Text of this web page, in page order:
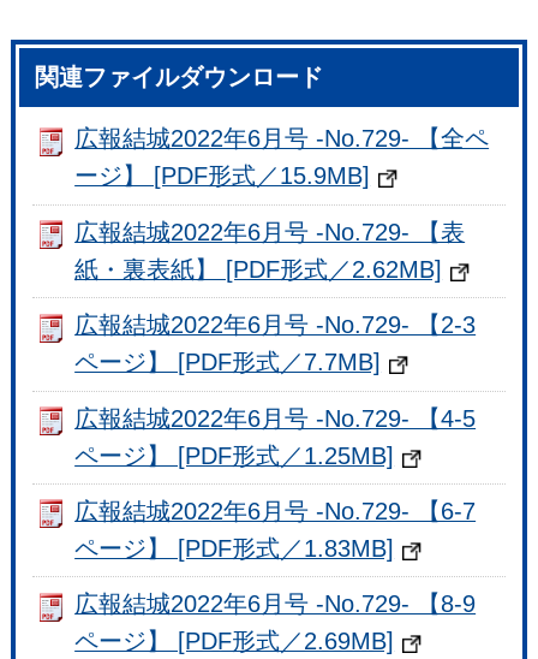
関連ファイルダウンロード
広報結城2022年6月号 -No.729- 【全ペ
ージ】 [PDF形式／15.9MB]
広報結城2022年6月号 -No.729- 【表
紙・裏表紙】 [PDF形式／2.62MB]
広報結城2022年6月号 -No.729- 【2-3
ページ】 [PDF形式／7.7MB]
広報結城2022年6月号 -No.729- 【4-5
ページ】 [PDF形式／1.25MB]
広報結城2022年6月号 -No.729- 【6-7
ページ】 [PDF形式／1.83MB]
広報結城2022年6月号 -No.729- 【8-9
ページ】 [PDF形式／2.69MB]